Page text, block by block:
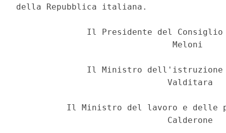
della Repubblica italiana.
Il Presidente del
                               Meloni
Il Ministro
                              Valditara
Il Ministro del lavoro e delle
                              Calderone